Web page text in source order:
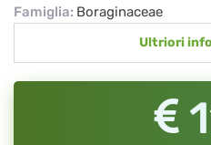
Famiglia: Boraginaceae
Ultriori